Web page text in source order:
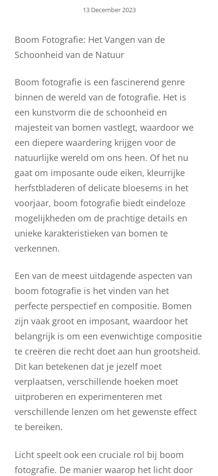
Geplaatst
13 December 2023
Boom Fotografie: Het Vangen van de
Schoonheid van de Natuur
Boom fotografie is een fascinerend genre
binnen de wereld van de fotografie. Het is
een kunstvorm die de schoonheid en
majesteit van bomen vastlegt, waardoor we
een diepere waardering krijgen voor de
natuurlijke wereld om ons heen. Of het nu
gaat om imposante oude eiken, kleurrijke
herfstbladeren of delicate bloesems in het
voorjaar, boom fotografie biedt eindeloze
mogelijkheden om de prachtige details en
unieke karakteristieken van bomen te
verkennen.
Een van de meest uitdagende aspecten van
boom fotografie is het vinden van het
perfecte perspectief en compositie. Bomen
zijn vaak groot en imposant, waardoor het
belangrijk is om een evenwichtige compositie
te creëren die recht doet aan hun grootsheid.
Dit kan betekenen dat je jezelf moet
verplaatsen, verschillende hoeken moet
uitproberen en experimenteren met
verschillende lenzen om het gewenste effect
te bereiken.
Licht speelt ook een cruciale rol bij boom
fotografie. De manier waarop het licht door